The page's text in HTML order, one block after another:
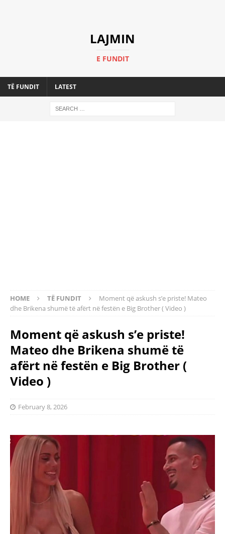
LAJMIN
E FUNDIT
TË FUNDIT LATEST
HOME TË FUNDIT
Moment që askush s’e priste! Mateo
dhe Brikena shumë të afërt në festën e Big Brother ( Video )
Moment që askush s’e priste!
Mateo dhe Brikena shumë të
afërt në festën e Big Brother (
Video )
February 8, 2026